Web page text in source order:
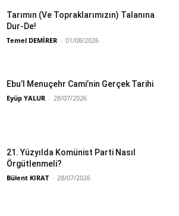
Tarımın (Ve Topraklarımızın) Talanına
Dur-De!
Temel DEMİRER - 01/08/2026
Ebu’l Menuçehr Cami’nin Gerçek Tarihi
Eyüp YALUR - 28/07/2026
21. Yüzyılda Komünist Parti Nasıl
Örgütlenmeli?
Bülent KIRAT - 28/07/2026